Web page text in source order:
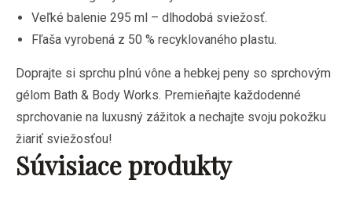
Veľké balenie 295 ml – dlhodobá sviežosť.
Fľaša vyrobená z 50 % recyklovaného plastu.
Doprajte si sprchu plnú vône a hebkej peny so sprchovým
gélom Bath & Body Works. Premieňajte každodenné
sprchovanie na luxusný zážitok a nechajte svoju pokožku
žiariť sviežosťou!
Súvisiace produkty